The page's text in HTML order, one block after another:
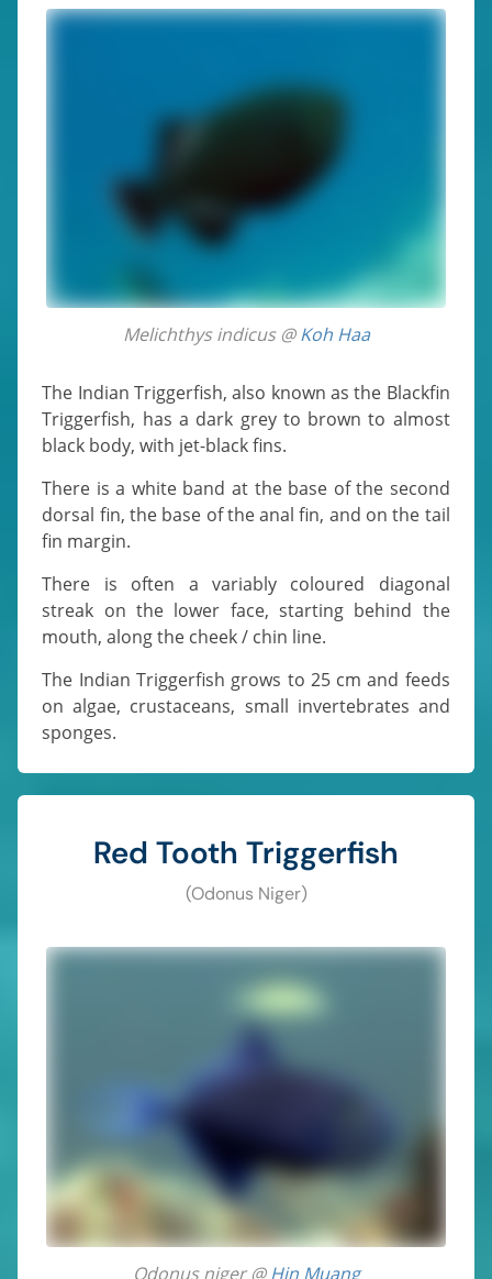
Melichthys indicus @Koh Haa
The Indian Triggerfish, also known as the Blackfin
Triggerfish, has a dark grey to brown to almost
black body, with jet-black fins.
There is a white band at the base of the second
dorsal fin, the base of the anal fin, and on the tail
fin margin.
There is often a variably coloured diagonal
streak on the lower face, starting behind the
mouth, along the cheek / chin line.
The Indian Triggerfish grows to 25 cm and feeds
on algae, crustaceans, small invertebrates and
sponges.
Red Tooth Triggerfish
(Odonus Niger)
Odonus niger @ Hin Muang